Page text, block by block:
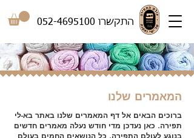
התקשרו 052-4695100
המאמרים שלנו
ברוכים הבאים אל דף המאמרים שלנו באתר בא-לי
תפירה. כאן נעדכן מדי חודש נעלה מאמרים חדשים
בנוגע לעולם התפירה. כל הנושאים החמים בעולם